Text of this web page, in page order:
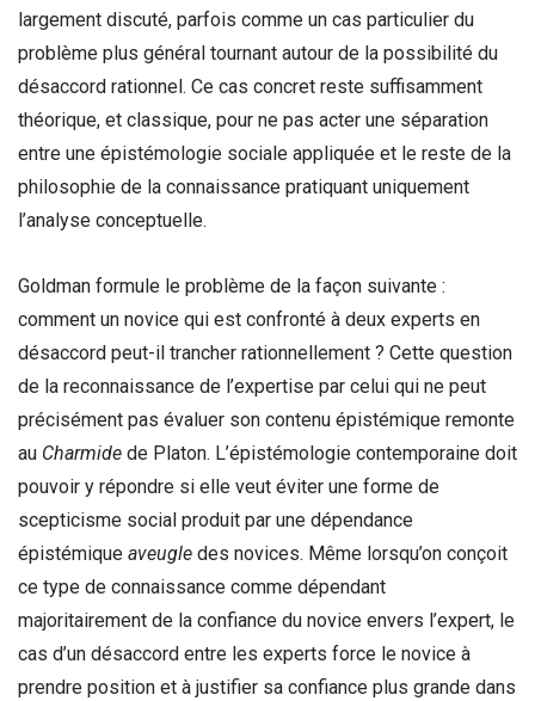
largement discuté, parfois comme un cas particulier du
problème plus général tournant autour de la possibilité du
désaccord rationnel. Ce cas concret reste suffisamment
théorique, et classique, pour ne pas acter une séparation
entre une épistémologie sociale appliquée et le reste de la
philosophie de la connaissance pratiquant uniquement
l’analyse conceptuelle.
Goldman formule le problème de la façon suivante :
comment un novice qui est confronté à deux experts en
désaccord peut-il trancher rationnellement ? Cette question
de la reconnaissance de l’expertise par celui qui ne peut
précisément pas évaluer son contenu épistémique remonte
au Charmide de Platon. L’épistémologie contemporaine doit
pouvoir y répondre si elle veut éviter une forme de
scepticisme social produit par une dépendance
épistémique aveugle des novices. Même lorsqu’on conçoit
ce type de connaissance comme dépendant
majoritairement de la confiance du novice envers l’expert, le
cas d’un désaccord entre les experts force le novice à
prendre position et à justifier sa confiance plus grande dans